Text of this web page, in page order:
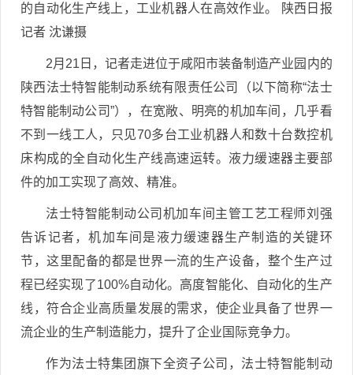
的自动化生产线上，工业机器人在高效作业。 陕西日报
记者 沈谦摄
2月21日，记者走进位于咸阳市装备制造产业园内的
陕西法士特智能制动系统有限责任公司（以下简称“法士
特智能制动公司”），在宽敞、明亮的机加车间，几乎看
不到一线工人，只见70多台工业机器人和数十台数控机
床构成的全自动化生产线高速运转。液力缓速器主要部
件的加工实现了高效、精准。
法士特智能制动公司机加车间主管工艺工程师刘强
告诉记者，机加车间是液力缓速器生产制造的关键环
节，这里配备的都是世界一流的生产设备，整个生产过
程已经实现了100%自动化。高度智能化、自动化的生产
线，符合企业高质量发展的需求，使企业具备了世界一
流企业的生产制造能力，提升了企业国际竞争力。
作为法士特集团旗下全资子公司，法士特智能制动